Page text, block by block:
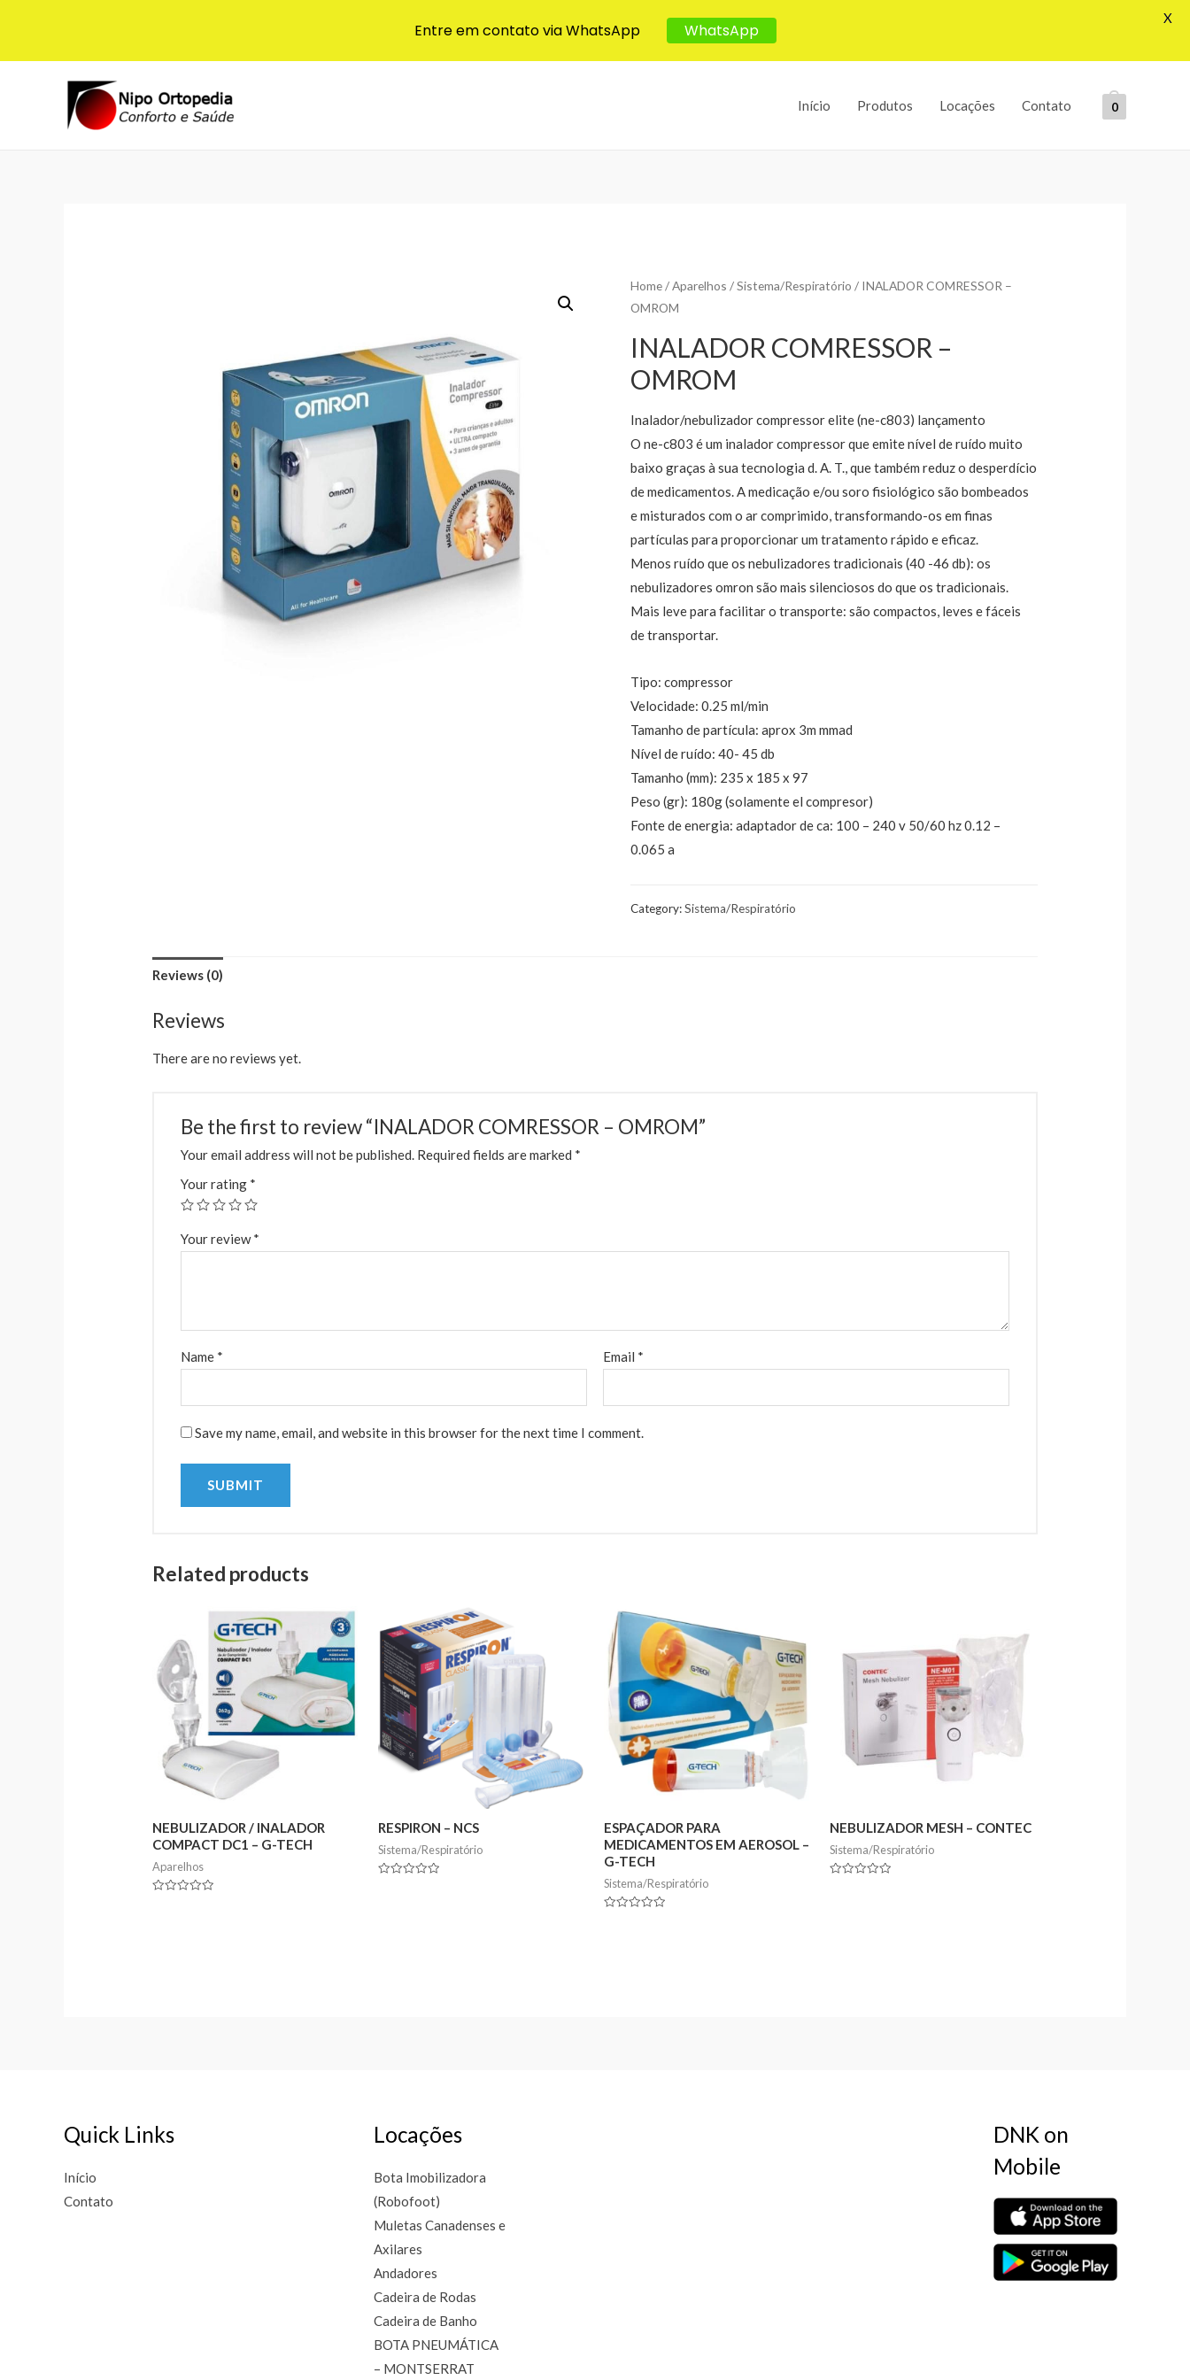
Início Produtos Locações Contato 0
Home/Aparelhos /Sistema/Respiratório / INALADOR COMRESSOR –
OMROM
INALADOR COMRESSOR –
OMROM
Inalador/nebulizador compressor elite (ne-c803) lançamento
O ne-c803 é um inalador compressor que emite nível de ruído muito
baixo graças à sua tecnologia d. A. T., que também reduz o desperdício
de medicamentos. A medicação e/ou soro fisiológico são bombeados
e misturados com o ar comprimido, transformando-os em finas
partículas para proporcionar um tratamento rápido e eficaz.
Menos ruído que os nebulizadores tradicionais (40 -46 db): os
nebulizadores omron são mais silenciosos do que os tradicionais.
Mais leve para facilitar o transporte: são compactos, leves e fáceis
de transportar.
Tipo: compressor
Velocidade: 0.25 ml/min
Tamanho de partícula: aprox 3m mmad
Nível de ruído: 40- 45 db
Tamanho (mm): 235 x 185 x 97
Peso (gr): 180g (solamente el compresor)
Fonte de energia: adaptador de ca: 100 – 240 v 50/60 hz 0.12 –
0.065 a
Category:Sistema/Respiratório
Reviews (0)
Reviews
There are no reviews yet.
Be the first to review “INALADOR COMRESSOR – OMROM”
Your email address will not be published. Required fields are marked *
Your rating *
Your review*
Name * Email *
Save my name, email, and website in this browser for the next time I comment.
Related products
NEBULIZADOR / INALADOR
COMPACT DC1 – G-TECH
Aparelhos
RESPIRON – NCS
Sistema/Respiratório
ESPAÇADOR PARA
MEDICAMENTOS EM AEROSOL –
G-TECH
Sistema/Respiratório
NEBULIZADOR MESH – CONTEC
Sistema/Respiratório
Quick Links
Início
Contato
Locações
Bota Imobilizadora
(Robofoot)
Muletas Canadenses e
Axilares
Andadores
Cadeira de Rodas
Cadeira de Banho
BOTA PNEUMÁTICA
– MONTSERRAT
DNK on
Mobile
Entre em contato via WhatsApp WhatsApp
X